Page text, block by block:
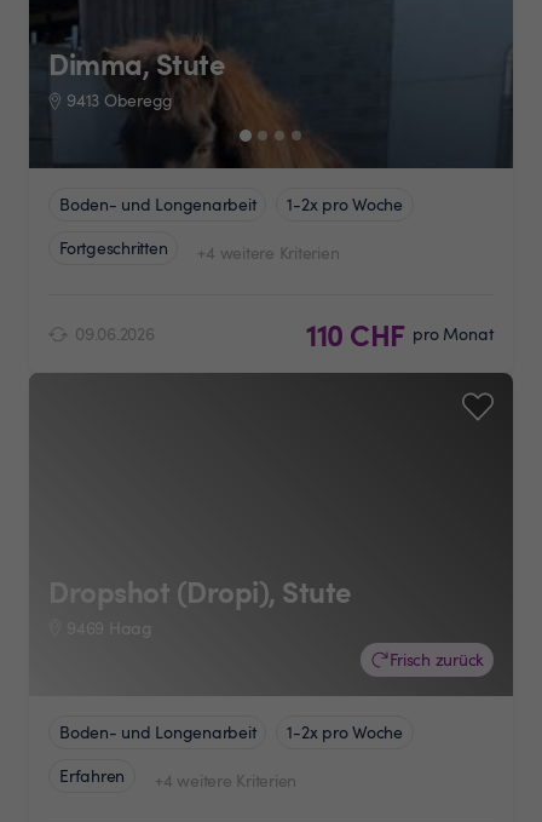
Dimma, Stute
9413 Oberegg
Boden- und Longenarbeit
1-2x pro Woche
Fortgeschritten
+4 weitere Kriterien
09.06.2026 110 CHF pro Monat
Frisch zurück
Dropshot (Dropi), Stute
9469 Haag
Boden- und Longenarbeit
1-2x pro Woche
Erfahren
+4 weitere Kriterien